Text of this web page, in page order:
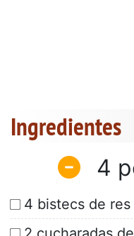
Ingredientes
4
4 bistecs de res